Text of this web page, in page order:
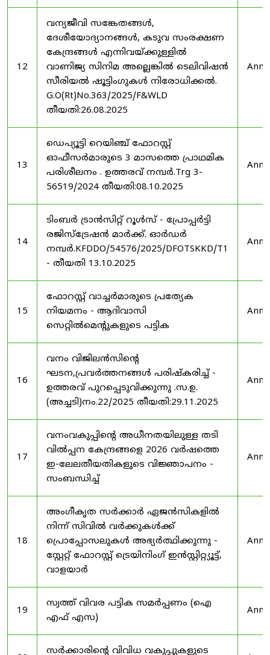
12
വന്യജീവി സങ്കേതങ്ങൾ,
ദേശീയോദ്യാനങ്ങൾ, കടുവ സംരക്ഷണ
കേന്ദ്രങ്ങൾ എന്നിവയ്ക്കുള്ളിൽ
വാണിജ്യ സിനിമ അല്ലെങ്കിൽ ടെലിവിഷൻ
സീരിയൽ ഷൂട്ടിംഗുകൾ നിരോധിക്കൽ.
G.O(Rt)No.363/2025/F&WLD
തീയതി:26.08.2025
13
ഡെപ്യൂട്ടി റെയിഞ്ച് ഫോറസ്റ്റ്
ഓഫീസർമാരുടെ 3 മാസത്തെ പ്രാഥമിക
പരിശീലനം . ഉത്തരവ് നമ്പർ.Trg 3-
56519/2024 തീയതി:08.10.2025
14
ടിംബർ ട്രാൻസിറ്റ് റൂൾസ് - പ്രോപ്പർട്ടി
രജിസ്ട്രേഷൻ മാർക്ക്. ഓർഡർ
നമ്പർ.KFDDO/54576/2025/DFOTSKKD/T1
- തീയതി 13.10.2025
15
ഫോറസ്റ്റ് വാച്ചർമാരുടെ പ്രത്യേക
നിയമനം - ആദിവാസി
സെറ്റിൽമെന്റുകളുടെ പട്ടിക
16
വനം വിജിലൻസിന്റെ
ഘടന,പ്രവർത്തനങ്ങൾ പരിഷ്കരിച്ച് -
ഉത്തരവ് പുറപ്പെടുവിക്കുന്നു .സ.ഉ.
(അച്ചടി)നം.22/2025 തീയതി:29.11.2025
17
വനംവകുപ്പിന്റെ അധീനതയിലുള്ള തടി
വിൽപ്പന കേന്ദ്രങ്ങളെ 2026 വർഷത്തെ
ഇ-ലേലതീയതികളുടെ വിജ്ഞാപനം -
സംബന്ധിച്ച്
18
അംഗീകൃത സർക്കാർ ഏജൻസികളിൽ
നിന്ന് സിവിൽ വർക്കുകൾക്ക്
പ്രൊപ്പോസലുകൾ അഭ്യർത്ഥിക്കുന്നു -
സ്റ്റേറ്റ് ഫോറസ്റ്റ് ട്രെയിനിംഗ് ഇൻസ്റ്റിറ്റ്യൂട്ട്,
വാളയാർ
19
സ്വത്ത് വിവര പട്ടിക സമർപ്പണം (ഐ
എഫ് എസ)
സർക്കാരിന്റെ വിവിധ വകുപ്പുകളുടെ